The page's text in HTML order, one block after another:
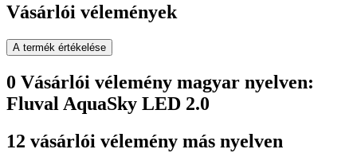
Vásárlói vélemények
A termék értékelése
0 Vásárlói vélemény magyar nyelven:
Fluval AquaSky LED 2.0
12 vásárlói vélemény más nyelven